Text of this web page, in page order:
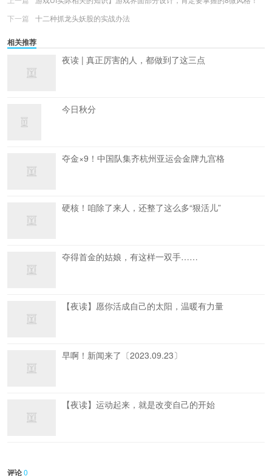
下一篇
十二种抓龙头妖股的实战办法
相关推荐
夜读 | 真正厉害的人，都做到了这三点
今日秋分
夺金×9！中国队集齐杭州亚运会金牌九宫格
硬核！咱除了来人，还整了这么多“狠活儿”
夺得首金的姑娘，有这样一双手……
【夜读】愿你活成自己的太阳，温暖有力量
早啊！新闻来了〔2023.09.23〕
【夜读】运动起来，就是改变自己的开始
评论0